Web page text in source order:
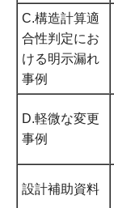
C.構造計算適
合性判定にお
ける明示漏れ
事例
D.軽微な変更
事例
設計補助資料